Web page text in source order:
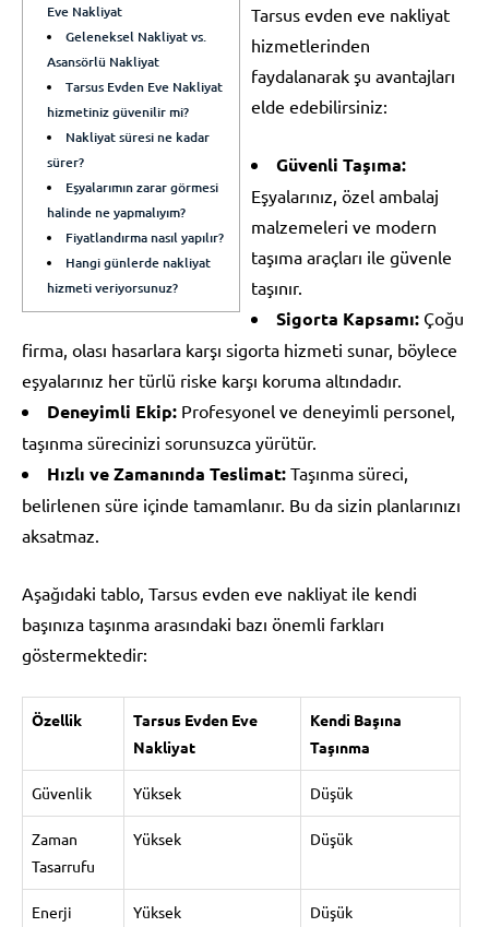
Eve Nakliyat
Geleneksel Nakliyat vs.
Asansörlü Nakliyat
Tarsus Evden Eve Nakliyat
hizmetiniz güvenilir mi?
Nakliyat süresi ne kadar
sürer?
Eşyalarımın zarar görmesi
halinde ne yapmalıyım?
Fiyatlandırma nasıl yapılır?
Hangi günlerde nakliyat
hizmeti veriyorsunuz?
Tarsus evden eve nakliyat
hizmetlerinden
faydalanarak şu avantajları
elde edebilirsiniz:
Güvenli Taşıma:
Eşyalarınız, özel ambalaj
malzemeleri ve modern
taşıma araçları ile güvenle
taşınır.
Sigorta Kapsamı: Çoğu
firma, olası hasarlara karşı sigorta hizmeti sunar, böylece
eşyalarınız her türlü riske karşı koruma altındadır.
Deneyimli Ekip: Profesyonel ve deneyimli personel,
taşınma sürecinizi sorunsuzca yürütür.
Hızlı ve Zamanında Teslimat: Taşınma süreci,
belirlenen süre içinde tamamlanır. Bu da sizin planlarınızı
aksatmaz.
Aşağıdaki tablo, Tarsus evden eve nakliyat ile kendi
başınıza taşınma arasındaki bazı önemli farkları
göstermektedir:
Özellik
Tarsus Evden Eve
Nakliyat
Kendi Başına
Taşınma
Güvenlik Yüksek Düşük
Zaman
Tasarrufu
Yüksek Düşük
Enerji
Yüksek Düşük